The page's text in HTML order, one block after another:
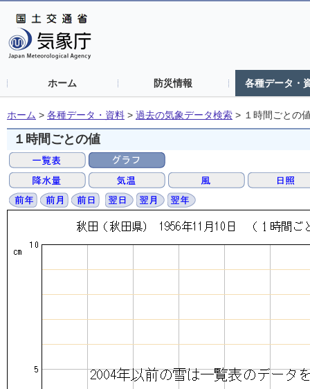
ホーム 防災情報 各種データ・
ホーム > 各種データ・資料 > 過去の気象データ検索 > １時間ごとの
１時間ごとの値